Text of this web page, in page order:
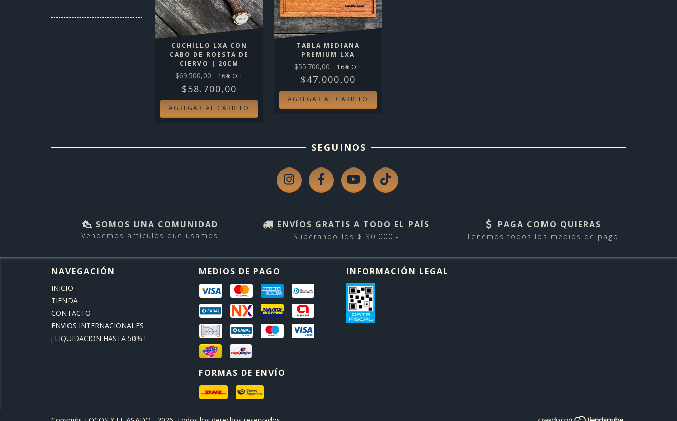
CUCHILLO LXA CON
CABO DE ROESTA DE
CIERVO | 20CM
$69.500,00 16% OFF
$58.700,00
TABLA MEDIANA
PREMIUM LXA
$55.700,00 16% OFF
$47.000,00
SEGUINOS
SOMOS UNA COMUNIDAD
Vendemos artículos que usamos
ENVÍOS GRATIS A TODO EL PAÍS
Superando los $ 30.000.-
PAGA COMO QUIERAS
Tenemos todos los medios de pago
NAVEGACIÓN
INICIO
TIENDA
CONTACTO
ENVIOS INTERNACIONALES
¡ LIQUIDACION HASTA 50% !
MEDIOS DE PAGO
FORMAS DE ENVÍO
INFORMACIÓN LEGAL